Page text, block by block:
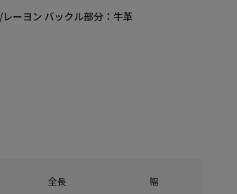
ーヨン バックル部分：牛革
全長 幅